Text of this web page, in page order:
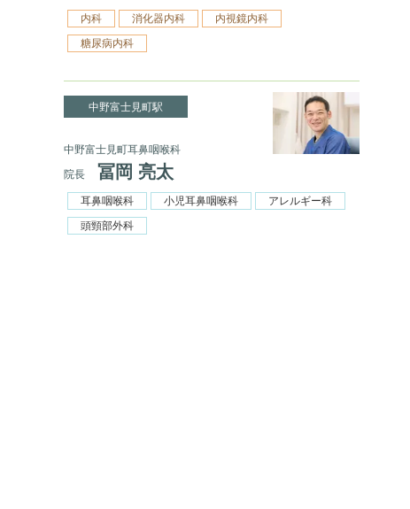
内科 消化器内科
内視鏡内科
糖尿病内科
中野富士見町駅
中野富士見町耳鼻咽喉科
院長
冨岡 亮太
耳鼻咽喉科 小児耳鼻咽喉科
アレルギー科
頭頸部外科